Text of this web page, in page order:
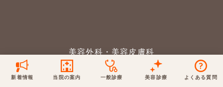
新着情報 当院の案内 一般診療 美容診療 よくある質問
美容外科・美容皮膚科
0120-70-5929